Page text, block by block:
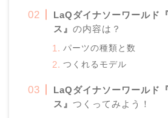
LaQダイナソーワールド
ス』の内容は？
パーツの種類と数
つくれるモデル
LaQダイナソーワールド
ス』 つくってみよう！